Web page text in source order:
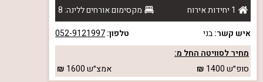
1 יחידות אירוח
מקסימום אורחים ללינה: 8
איש קשר:בני טלפון:052-9121997
מחיר לסוויטה החל מ:
סופ״ש1400 אמצ״ש1600